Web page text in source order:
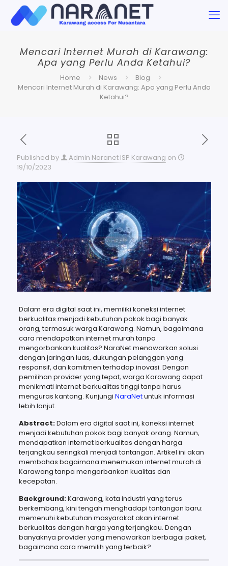
Mencari Internet Murah di Karawang:
Apa yang Perlu Anda Ketahui?
Home News
Blog
Mencari Internet Murah di Karawang: Apa yang Perlu Anda
Ketahui?
Published by Admin Naranet ISP Karawang on
19/10/2023
Dalam era digital saat ini, memiliki koneksi internet
berkualitas menjadi kebutuhan pokok bagi banyak
orang, termasuk warga Karawang. Namun, bagaimana
cara mendapatkan internet murah tanpa
mengorbankan kualitas? NaraNet menawarkan solusi
dengan jaringan luas, dukungan pelanggan yang
responsif, dan komitmen terhadap inovasi. Dengan
pemilihan provider yang tepat, warga Karawang dapat
menikmati internet berkualitas tinggi tanpa harus
menguras kantong. Kunjungi NaraNetuntuk informasi
lebih lanjut.
Abstract:Dalam era digital saat ini, koneksi internet
menjadi kebutuhan pokok bagi banyak orang. Namun,
mendapatkan internet berkualitas dengan harga
terjangkau seringkali menjadi tantangan. Artikel ini akan
membahas bagaimana menemukan internet murah di
Karawang tanpa mengorbankan kualitas dan
kecepatan.
Background:Karawang, kota industri yang terus
berkembang, kini tengah menghadapi tantangan baru:
memenuhi kebutuhan masyarakat akan internet
berkualitas dengan harga yang terjangkau. Dengan
banyaknya provider yang menawarkan berbagai paket,
bagaimana cara memilih yang terbaik?